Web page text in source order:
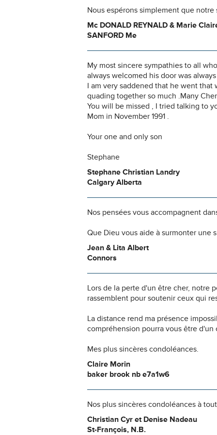
Nous espérons simplement que
Mc DONALD REYNALD & Marie
SANFORD Me
My most sincere sympathies to all
always welcomed his door was
I am very saddened that he went
quading together so much .Many
You will be missed , I tried talking to
Mom in November 1991 .
Your one and only son
Stephane
Stephane Christian Landry
Calgary Alberta
Nos pensées vous accompagnent
Que Dieu vous aide à surmonter une
Jean & Lita Albert
Connors
Lors de la perte d'un être cher, notre
rassemblent pour soutenir ceux qui
La distance rend ma présence
compréhension pourra vous être d'un
Mes plus sincères condoléances.
Claire Morin
baker brook nb e7a1w6
Nos plus sincères condoléances à
Christian Cyr et Denise Nadeau
St-François, N.B.